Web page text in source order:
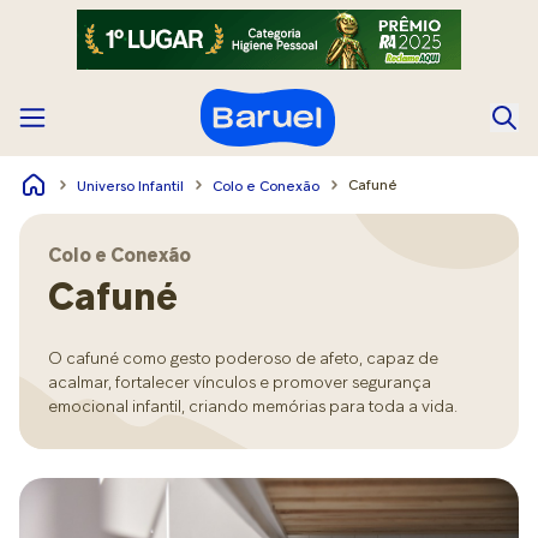
Universo Infantil Colo e Conexão Cafuné
Colo e Conexão
Cafuné
O cafuné como gesto poderoso de afeto, capaz de
acalmar, fortalecer vínculos e promover segurança
emocional infantil, criando memórias para toda a vida.